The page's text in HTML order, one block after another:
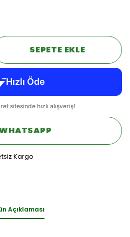
SEPETE EKLE
Kargo
Açıklaması